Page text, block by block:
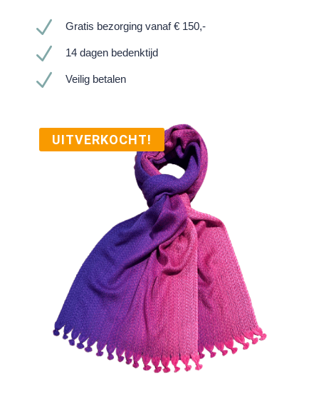
N Gratis bezorging vanaf € 150,-
N 14 dagen bedenktijd
N Veilig betalen
UITVERKOCHT!